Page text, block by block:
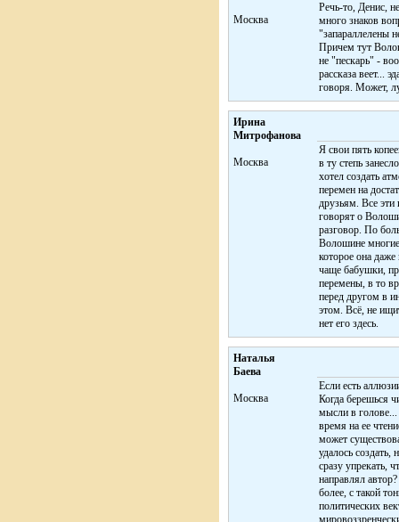
Москва
Речь-то, Денис,
много знаков
"запараллелены
Причем тут
не "пескарь" -
рассказа веет...
говоря. Может,
Ирина
Митрофанова
Москва
Я свои пять
в ту степь
хотел создать
перемен на
друзьям. Все эти
говорят о
разговор. По
Волошине
которое она
чаще бабушки,
перемены, в то
перед другом в
этом. Всё, не
нет его здесь.
Наталья
Баева
Москва
Если есть
Когда берешься
мысли в голове...
время на ее
может
удалось создать,
сразу упрекать,
направлял
более, с такой
политических